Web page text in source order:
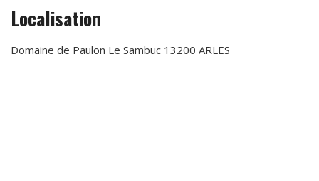
Localisation
Domaine de Paulon Le Sambuc 13200 ARLES